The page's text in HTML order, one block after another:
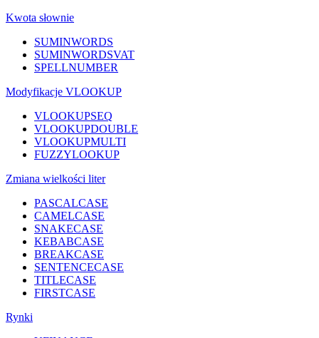
Kwota słownie
SUMINWORDS
SUMINWORDSVAT
SPELLNUMBER
Modyfikacje VLOOKUP
VLOOKUPSEQ
VLOOKUPDOUBLE
VLOOKUPMULTI
FUZZYLOOKUP
Zmiana wielkości liter
PASCALCASE
CAMELCASE
SNAKECASE
KEBABCASE
BREAKCASE
SENTENCECASE
TITLECASE
FIRSTCASE
Rynki